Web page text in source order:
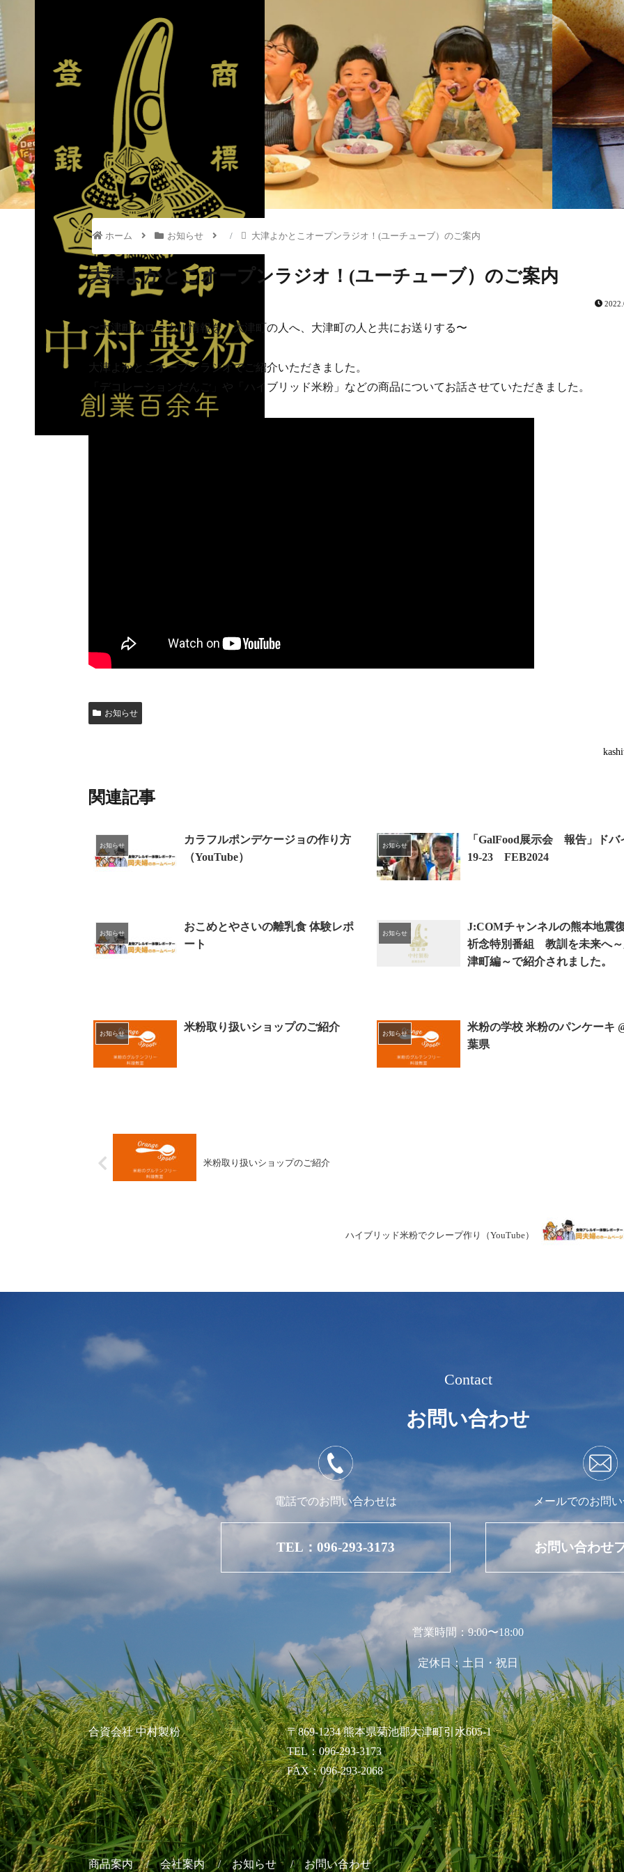
ホーム お知らせ 大津よかとこオープンラジオ！(ユーチューブ）のご案内
大津よかとこオープンラジオ！(ユーチューブ）のご案内
〜大津町のローカル情報を、大津町の人へ、大津町の人と共にお送りする〜
大津よかとこオープンラジオでご紹介いただきました。
「デコレーションだんご」や「ハイブリッド米粉」などの商品についてお話させていただきました。
お知らせ
関連記事
お知らせ
カラフルポンデケージョの作り方
（YouTube）
お知らせ
「GalFood展示会 報告」ド
19-23 FEB2024
お知らせ
おこめとやさいの離乳食 体験レポ
ート
お知らせ
J:COMチャンネルの熊本地震
祈念特別番組 教訓を未来へ
津町編～で紹介されました。
お知らせ
米粉取り扱いショップのご紹介
お知らせ
米粉の学校 米粉のパンケーキ
葉県
米粉取り扱いショップのご紹介
ハイブリッド米粉でクレープ作り（YouTube）
Contact
お問い合わせ
電話でのお問い合わせは
TEL：096-293-3173
メールでのお問
お問い合わせ
営業時間：9:00〜18:00
定休日：土日・祝日
合資会社 中村製粉
〒869-1234 熊本県菊池郡大津町引水605-1
TEL：096-293-3173
FAX：096-293-2068
商品案内 会社案内 お知らせ お問い合わせ